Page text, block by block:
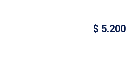
$ 5.200